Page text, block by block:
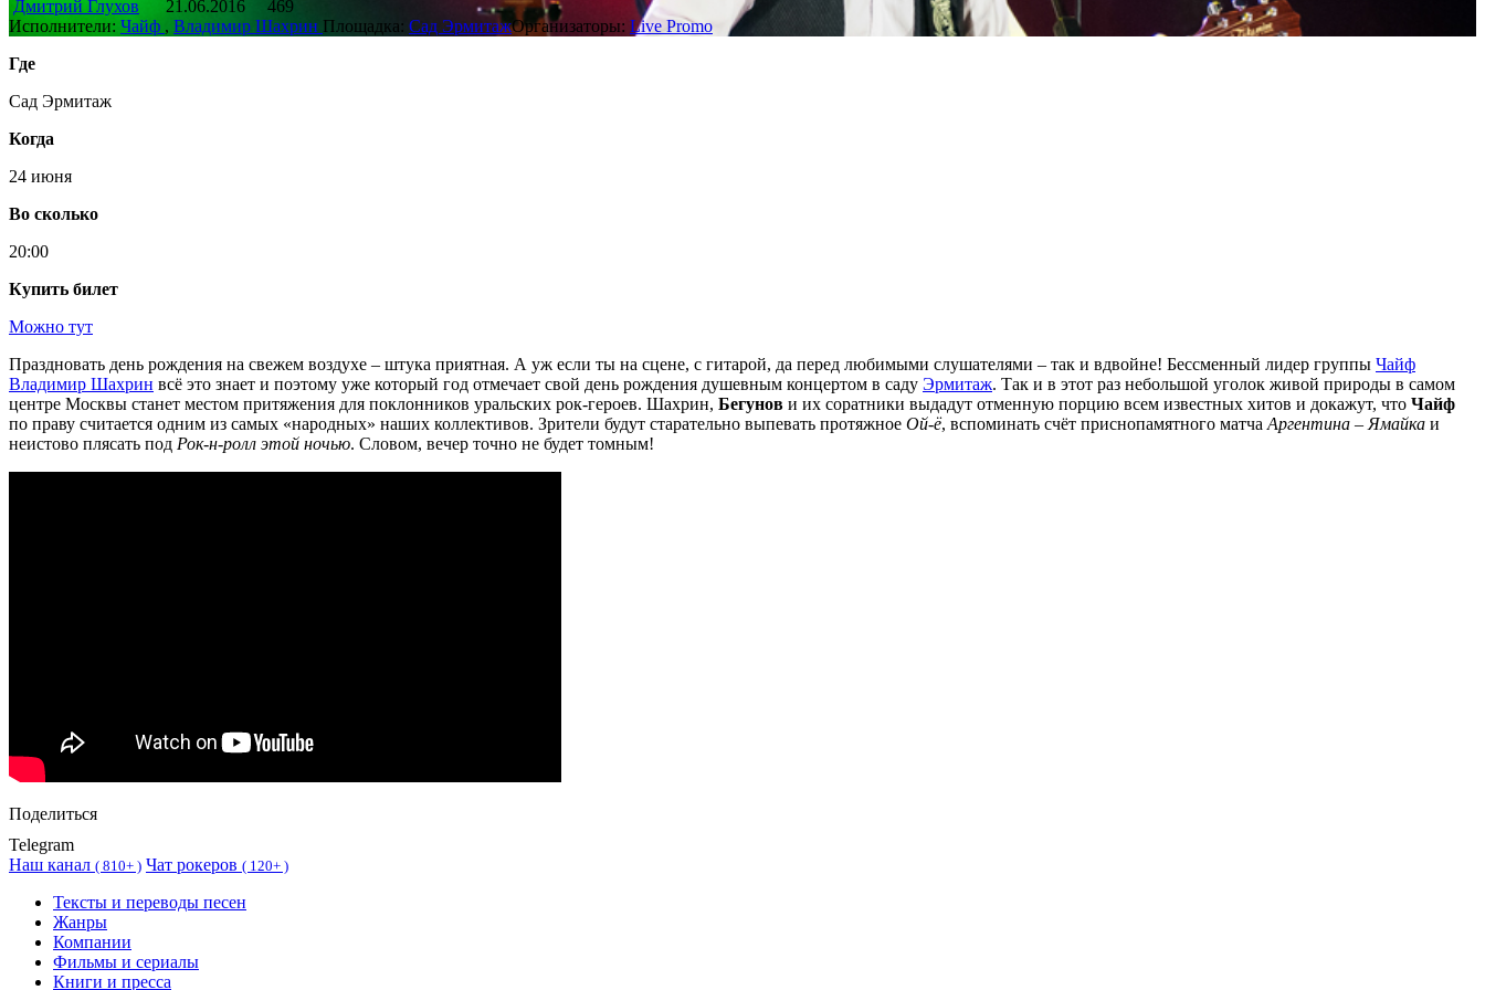
Дмитрий Глухов 21.06.2016
469
Исполнители: Чайф , Владимир Шахрин Площадка: Cад ЭрмитажОрганизаторы: Live Promo
Где
Сад Эрмитаж
Когда
24 июня
Во сколько
20:00
Купить билет
Можно тут
Праздновать день рождения на свежем воздухе – штука приятная. А уж если ты на сцене, с гитарой, да перед любимыми слушателями – так и вдвойне! Бессменный лидер группы Чайф
Владимир Шахрин всё это знает и поэтому уже который год отмечает свой день рождения душевным концертом в саду Эрмитаж. Так и в этот раз небольшой уголок живой природы в самом
центре Москвы станет местом притяжения для поклонников уральских рок-героев. Шахрин, Бегунов и их соратники выдадут отменную порцию всем известных хитов и докажут, что Чайф
по праву считается одним из самых «народных» наших коллективов. Зрители будут старательно выпевать протяжное Ой-ё, вспоминать счёт приснопамятного матча Аргентина – Ямайка и
неистово плясать под Рок-н-ролл этой ночью. Словом, вечер точно не будет томным!
Поделиться
Telegram
Наш канал ( 810+ ) Чат рокеров ( 120+ )
Тексты и переводы песен
Жанры
Компании
Фильмы и сериалы
Книги и пресса